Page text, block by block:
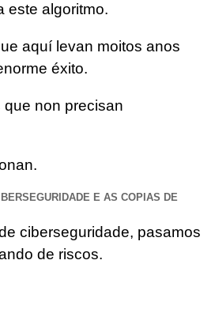
este algoritmo.
aquí levan moitos anos
éxito.
non precisan
E AS COPIAS DE
ciberseguridade, pasamos
de riscos.